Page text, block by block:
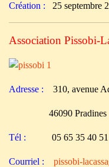
Création : 25 septembre
Association Pissobi-
Adresse : 310, avenue
46090 Pradines
Tél : 05 65 35 40 51
Courriel : pissobi-